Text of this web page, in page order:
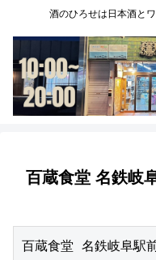
酒のひろせは日本酒と
百蔵食堂 名鉄岐
百蔵食堂 名鉄岐阜駅